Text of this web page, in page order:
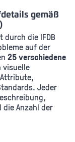
gemäß
durch die IFDB
auf der
25 verschiedene
visuelle
Jeder
Anzahl der